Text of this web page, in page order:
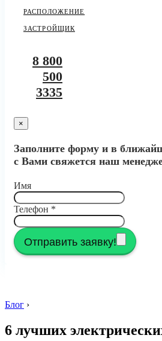
РАСПОЛОЖЕНИЕ
ЗАСТРОЙЩИК
8 800
500
3335
×
Заполните форму и в
с Вами свяжется наш
Имя
Телефон *
Отправить заявку!
Блог ›
6 лучших